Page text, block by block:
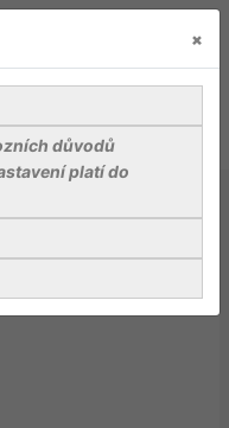
×
důvodů
platí do